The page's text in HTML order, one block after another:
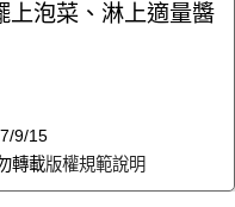
上泡菜、淋上適量醬
9/15
轉載版權規範說明